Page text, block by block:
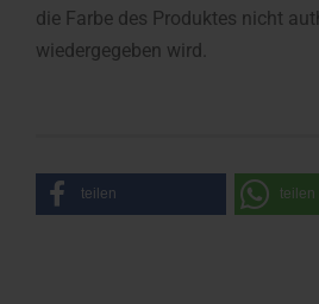
die Farbe des Produktes nicht
wiedergegeben wird.
teilen teilen